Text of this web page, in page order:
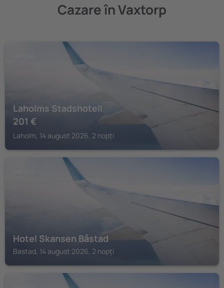
Cazare în Vaxtorp
Laholms Stadshotell
201 €
Laholm, 14 august 2026, 2 nopți
Hotel Skansen Båstad
Bastad, 14 august 2026, 2 nopți